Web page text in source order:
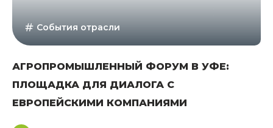
События отрасли
АГРОПРОМЫШЛЕННЫЙ ФОРУМ В УФЕ:
ПЛОЩАДКА ДЛЯ ДИАЛОГА С
ЕВРОПЕЙСКИМИ КОМПАНИЯМИ